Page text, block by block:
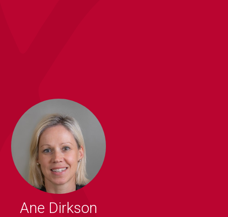
Ane Dirkson